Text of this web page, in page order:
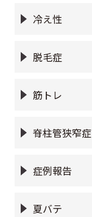
冷え性
脱毛症
筋トレ
脊柱管狭窄症
症例報告
夏バテ